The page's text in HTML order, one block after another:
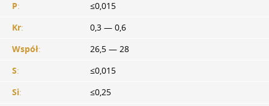
P:
≤0,015
Kr:
0,3 — 0,6
Współ:
26,5 — 28
S:
≤0,015
Si:
≤0,25